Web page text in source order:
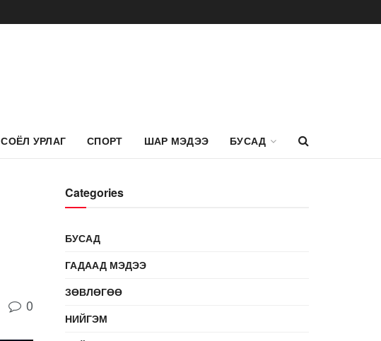
СОЁЛ УРЛАГ СПОРТ ШАР МЭДЭЭ БУСАД
0
Categories
БУСАД
ГАДААД МЭДЭЭ
ЗӨВЛӨГӨӨ
НИЙГЭМ